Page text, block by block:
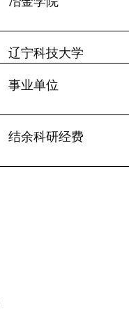
辽宁科技大学
事业单位
结余科研经费